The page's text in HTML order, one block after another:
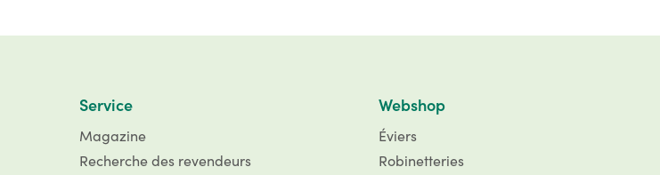
Service
Magazine
Recherche des revendeurs
Webshop
Éviers
Robinetteries